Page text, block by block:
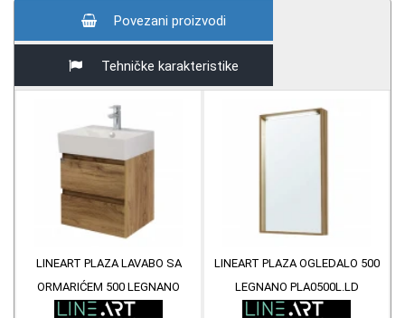
Povezani proizvodi
Tehničke karakteristike
LINEART PLAZA LAVABO SA
ORMARIĆEM 500 LEGNANO
PLA0500L.BS
LINEART PLAZA OGLEDALO 500
LEGNANO PLA0500L.LD